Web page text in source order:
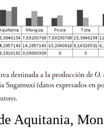
Aquitania,